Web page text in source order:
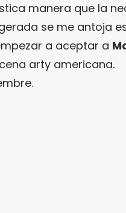
manera que la
se me antoja
a aceptar a
arty americana.